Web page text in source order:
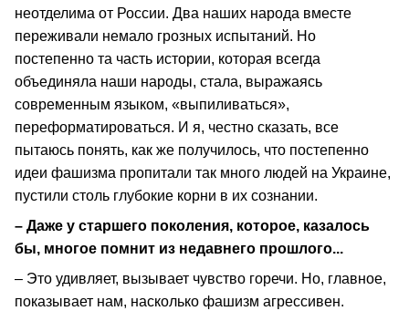
неотделима от России. Два наших народа вместе
переживали немало грозных испытаний. Но
постепенно та часть истории, которая всегда
объединяла наши народы, стала, выражаясь
современным языком, «выпиливаться»,
переформатироваться. И я, честно сказать, все
пытаюсь понять, как же получилось, что постепенно
идеи фашизма пропитали так много людей на Украине,
пустили столь глубокие корни в их сознании.
– Даже у старшего поколения, которое, казалось
бы, многое помнит из недавнего прошлого...
– Это удивляет, вызывает чувство горечи. Но, главное,
показывает нам, насколько фашизм агрессивен.